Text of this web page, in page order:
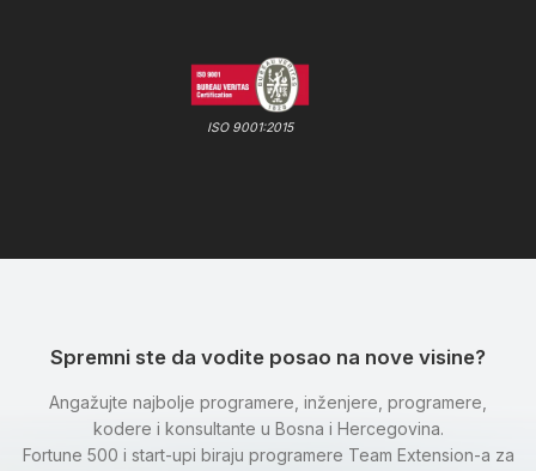
ISO 9001:2015
Spremni ste da vodite posao na nove visine?
Angažujte najbolje programere, inženjere, programere,
kodere i konsultante u Bosna i Hercegovina.
Fortune 500 i start-upi biraju programere Team Extension-a za